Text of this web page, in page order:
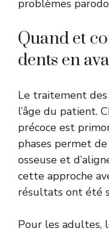
problèmes
Quand et
dents en
Le traitement
l’âge du patient.
précoce est
phases permet
osseuse et
cette approche
résultats ont été
Pour les adultes,